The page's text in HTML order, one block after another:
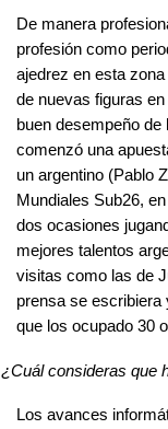
De manera
profesión como
ajedrez en esta
de nuevas figuras
buen desempeño
comenzó una
un argentino (Pablo
Mundiales Sub26,
dos ocasiones
mejores talentos
visitas como las de
prensa se
que los ocupado 30
¿Cuál consideras que
Los avances